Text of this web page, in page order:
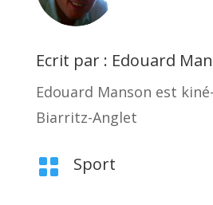
Ecrit par : Edouard
Edouard Manson est
Biarritz-Anglet
 Sport